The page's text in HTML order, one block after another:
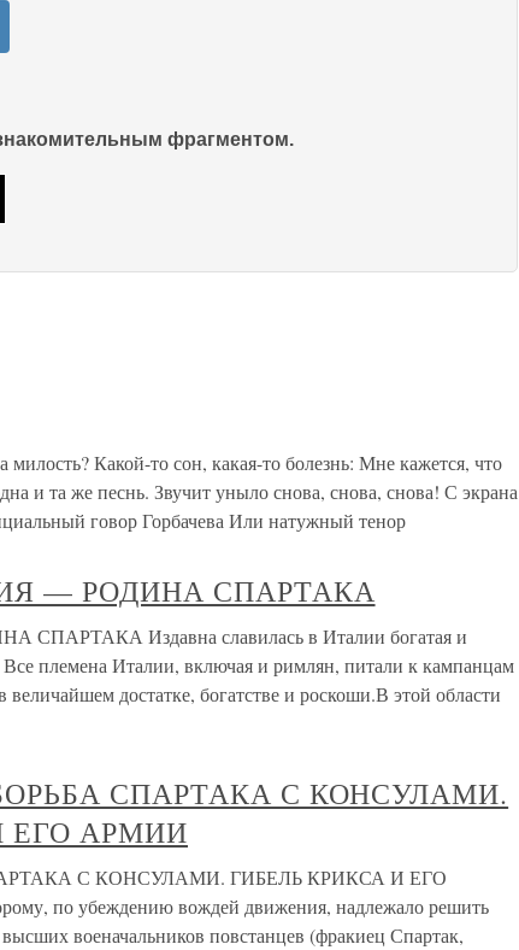
фрагментом.
милость? Какой-то сон, какая-то болезнь: Мне кажется, что
и та же песнь. Звучит уныло снова, снова, снова! С экрана
говор Горбачева Или натужный тенор
— РОДИНА СПАРТАКА
СПАРТАКА Издавна славилась в Италии богатая и
племена Италии, включая и римлян, питали к кампанцам
достатке, богатстве и роскоши.В этой области
БОРЬБА СПАРТАКА С КОНСУЛАМИ.
ЕГО АРМИИ
С КОНСУЛАМИ. ГИБЕЛЬ КРИКСА И ЕГО
по убеждению вождей движения, надлежало решить
военачальников повстанцев (фракиец Спартак,